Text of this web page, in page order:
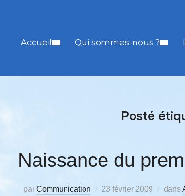
Accueil Qui sommes-nous ?
Posté
Naissance du
par Communication 23 février 2009 dans